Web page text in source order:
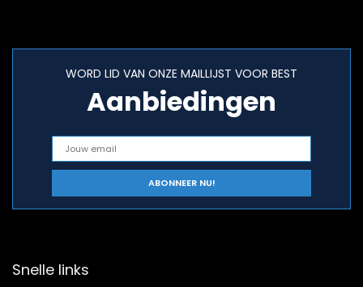
WORD LID VAN ONZE MAILLIJST VOOR BEST
Aanbiedingen
Snelle links